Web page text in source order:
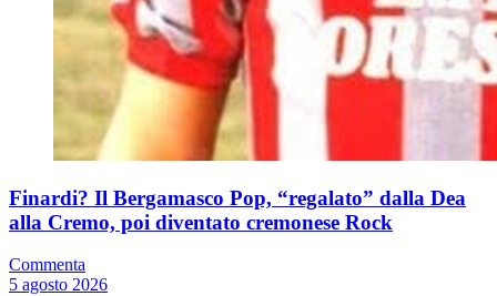
Finardi? Il Bergamasco Pop, “regalato” dalla Dea
alla Cremo, poi diventato cremonese Rock
Commenta
5 agosto 2026